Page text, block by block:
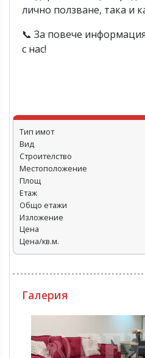
лично ползване, така и
📞 За повече
с нас!
Тип имот
Вид
Строителство
Местоположение
Площ
Етаж
Общо етажи
Изложение
Цена
Цена/кв.м.
Галерия